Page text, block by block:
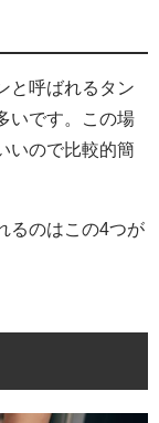
と呼ばれるタン
いです。この場
いので比較的簡
るのはこの4つが